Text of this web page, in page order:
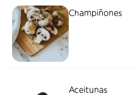
Champiñones
Aceitunas